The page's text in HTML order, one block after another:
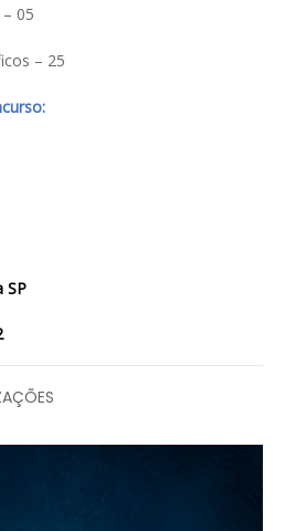
05
– 25
SP